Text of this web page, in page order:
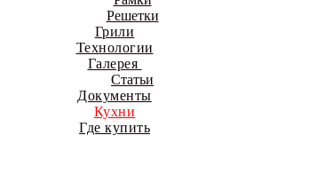
Решетки
Грили
Технологии
Галерея
Статьи
Документы
Кухни
Где купить